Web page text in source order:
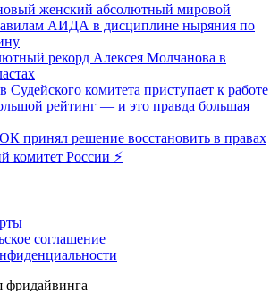
женский абсолютный мировой
АИДА в дисциплине ныряния по
рекорд Алексея Молчанова в
Судейского комитета приступает к работе
рейтинг — и это правда большая
принял решение восстановить в правах
комитет России ⚡️
соглашение
фридайвинга